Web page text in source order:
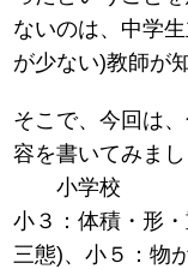
ないのは、中学
が少ない)教師が
そこで、今回は
容を書いてみまし
小学校
小３：体積・形
三態)、小５：物